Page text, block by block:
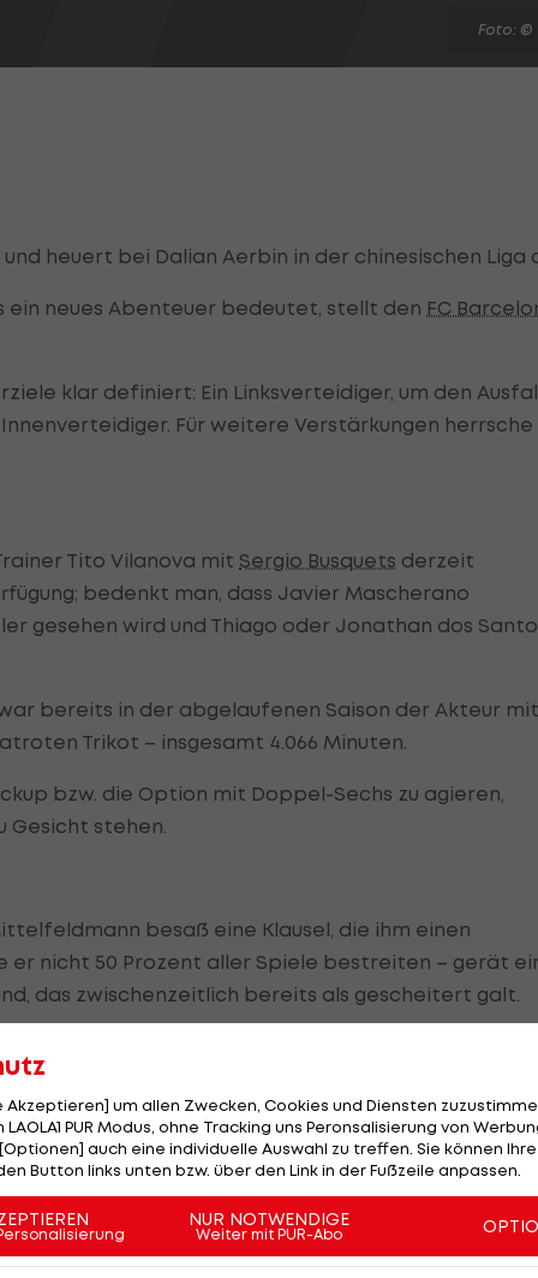
Foto: ©
heuert bei Dalian Aerbin in der chinesischen Liga
ein neues Abenteuer bedeutet, stellt den FC
klar definiert: Ein Linksverteidiger, um den
Für weitere Verstärkungen herrsche
Tito Vilanova mit Sergio Busquets derzeit
bedenkt man, dass Javier Mascherano
gesehen wird und Thiago oder Jonathan dos
bereits in der abgelaufenen Saison der Akteur mit
Trikot – insgesamt 4.066 Minuten.
bzw. die Option mit Doppel-Sechs zu agieren,
Gesicht stehen.
besaß eine Klausel, die ihm einen
er nicht 50 Prozent aller Spiele bestreiten – gerät
das zwischenzeitlich bereits als gescheitert galt.
Wahl, wenn die Vereinsverantwortlichen in
befragt werden.
von Athletic Bilbao, der sowohl im defensiven
werden kann, besitzt ein gültiges
Ablösesumme von 40 Millionen Euro.
Akzeptieren] um allen Zwecken, Cookies und Diensten
PUR Modus, ohne Tracking uns Peronsalisierung von
auch eine individuelle Auswahl zu treffen. Sie können
Button links unten bzw. über den Link in der Fußzeile anpassen.
NUR NOTWENDIGE
Weiter mit PUR-Abo